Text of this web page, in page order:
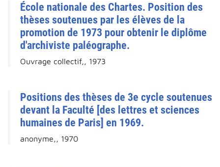
École nationale des Chartes. Position des
thèses soutenues par les élèves de la
promotion de 1973 pour obtenir le diplôme
d'archiviste paléographe.
Ouvrage collectif,, 1973
Positions des thèses de 3e cycle soutenues
devant la Faculté [des lettres et sciences
humaines de Paris] en 1969.
anonyme,, 1970